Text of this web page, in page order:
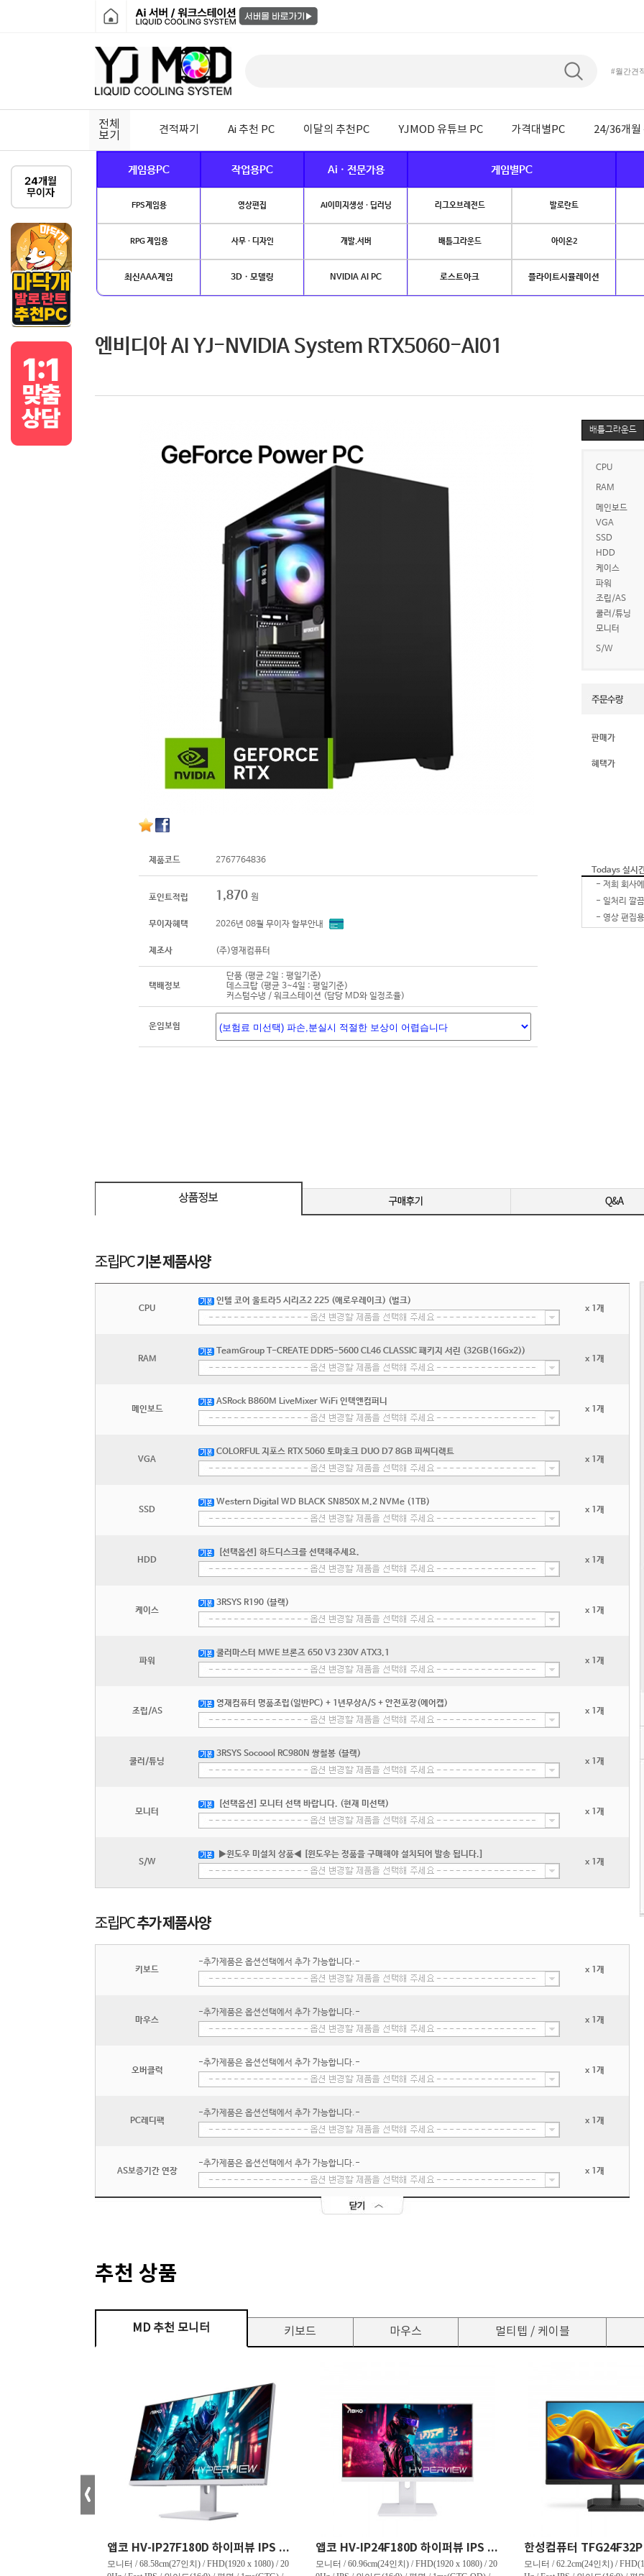
#월간견
전체
보기
견적짜기 Ai 추천 PC 이달의 추천PC YJMOD 유튜브 PC 가격대별PC 24/36개월
게임용PC 작업용PC Ai · 전문가용 게임별PC
FPS게임용 영상편집 AI이미지생성 · 딥러닝 리그오브레전드 발로란트
RPG 게임용 사무 · 디자인 개발.서버 배틀그라운드 아이온2
최신AAA게임 3D · 모델링 NVIDIA AI PC 로스트아크 플라이트시뮬레이션
엔비디아 AI YJ-NVIDIA System RTX5060-AI01
제품코드 2767764836
포인트적립 1,870 원
무이자혜택 2026년 08월 무이자 할부안내
제조사 (주)영재컴퓨터
택배정보
단품 (평균 2일 : 평일기준)
데스크탑 (평균 3~4일 : 평일기준)
커스텀수냉 / 워크스테이션 (담당 MD와 일정조율)
운임보험
배틀그라운드
CPU
RAM
메인보드
VGA
SSD
HDD
케이스
파워
조립/AS
쿨러/튜닝
모니터
S/W
판매가
혜택가
Todays 실시
-
-
-
CPU
인텔 코어 울트라5 시리즈2 225 (애로우레이크) (벌크)
x 1개
RAM
TeamGroup T-CREATE DDR5-5600 CL46 CLASSIC 패키지 서린 (32GB(16Gx2))
x 1개
메인보드
ASRock B860M LiveMixer WiFi 인텍앤컴퍼니
x 1개
VGA
COLORFUL 지포스 RTX 5060 토마호크 DUO D7 8GB 피씨디렉트
x 1개
SSD
Western Digital WD BLACK SN850X M.2 NVMe (1TB)
x 1개
HDD
[선택옵션] 하드디스크를 선택해주세요.
x 1개
케이스
3RSYS R190 (블랙)
x 1개
파워
쿨러마스터 MWE 브론즈 650 V3 230V ATX3.1
x 1개
조립/AS
영재컴퓨터 명품조립(일반PC) + 1년무상A/S + 안전포장(에어캡)
x 1개
쿨러/튜닝
3RSYS Socoool RC980N 쌍철봉 (블랙)
x 1개
모니터
[선택옵션] 모니터 선택 바랍니다. (현재 미선택)
x 1개
S/W
▶윈도우 미설치 상품◀ [윈도우는 정품을 구매해야 설치되어 발송 됩니다.]
x 1개
키보드
-추가제품은 옵션선택에서 추가 가능합니다.-
x 1개
마우스
-추가제품은 옵션선택에서 추가 가능합니다.-
x 1개
오버클럭
-추가제품은 옵션선택에서 추가 가능합니다.-
x 1개
PC레디팩
-추가제품은 옵션선택에서 추가 가능합니다.-
x 1개
AS보증기간 연장
-추가제품은 옵션선택에서 추가 가능합니다.-
x 1개
추천 상품
MD 추천 모니터 키보드 마우스 멀티텝 / 케이블
앱코 HV-IP27F180D 하이퍼뷰 IPS FHD 200 HDR 무결점
모니터 / 68.58cm(27인치) / FHD(1920 x 1080) / 20
앱코 HV-IP24F180D 하이퍼뷰 IPS FHD 180 HDR 무결점
모니터 / 60.96cm(24인치) / FHD(1920 x 1080) / 20
모니터 / 62.2cm(24인치) /